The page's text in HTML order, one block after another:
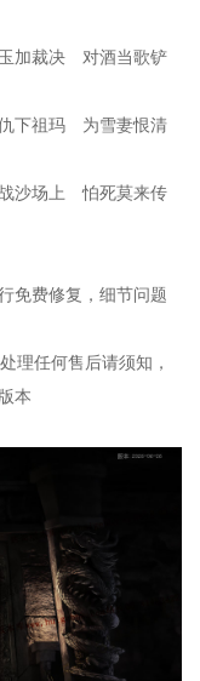
加裁决 对酒当歌铲
下祖玛 为雪妻恨清
沙场上 怕死莫来传
免费修复，细节问题
理任何售后请须知，
本